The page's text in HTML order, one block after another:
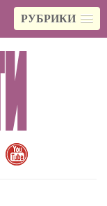
РУБРИКИ